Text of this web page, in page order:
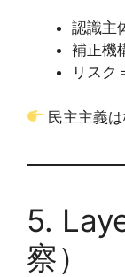
認識主
補正機
リスク
民主主義
5.
察）